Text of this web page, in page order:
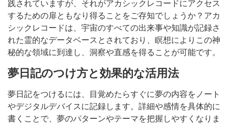
践されていますが、それがアカシックレコードにアクセス
するための扉ともなり得ることをご存知でしょうか？アカ
シックレコードは、宇宙のすべての出来事や知識が記録さ
れた霊的なデータベースとされており、瞑想によりこの神
秘的な領域に到達し、洞察や直感を得ることが可能です。
夢日記のつけ方と効果的な活用法
夢日記をつけるには、目覚めたらすぐに夢の内容をノート
やデジタルデバイスに記録します。詳細や感情を具体的に
書くことで、夢のパターンやテーマを把握しやすくなりま